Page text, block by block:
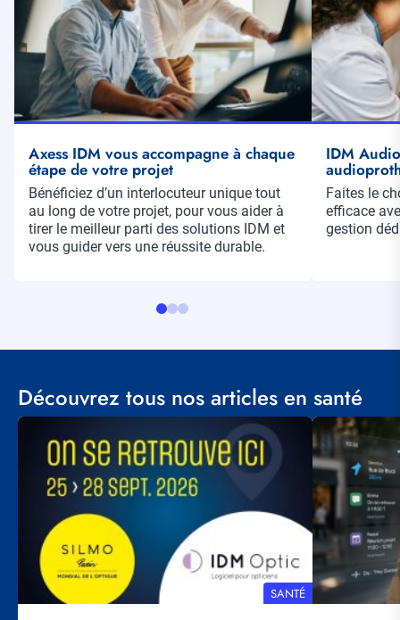
Axess IDM vous accompagne à chaque
étape de votre projet
Résumé
Bénéficiez d’un interlocuteur unique tout
au long de votre projet, pour vous aider à
tirer le meilleur parti des solutions IDM et
vous guider vers une réussite durable.
IDM
Résumé
Faites le
efficace
gestion
Découvrez tous nos articles en santé
Visuel
principal
THÉMATIQUE
SANTÉ
Visuel
principal